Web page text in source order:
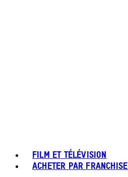
FILM ET TÉLÉVISION
ACHETER PAR FRANCHISE